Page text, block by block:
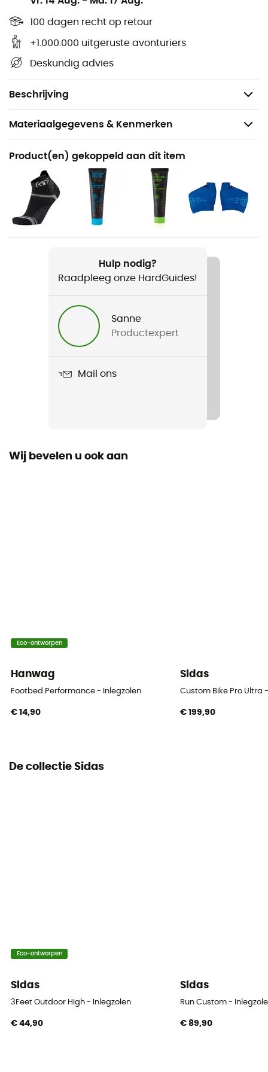
100 dagen recht op retour
+1.000.000 uitgeruste avonturiers
Deskundig advies
Beschrijving
Bedekking: dempend en antibacterieel
Antibacteriële en wasbare inlegzolen
Dynamische gel: actieve demping
Materiaalgegevens & Kenmerken
Aanbevolen voor
Dagelijks Leven
Product
Cushioning Gel
Product(en) gekoppeld aan dit item
Hulp nodig?
Raadpleeg onze HardGuides!
Sanne
Productexpert
Mail ons
Wij bevelen u ook aan
Eco-ontworpen
Hanwag
Footbed Performance - Inlegzolen
€ 14,90
Sidas
Custom Bike Pro Ultra
€ 199,90
De collectie Sidas
Eco-ontworpen
Sidas
3Feet Outdoor High - Inlegzolen
€ 44,90
Sidas
Run Custom -
€ 89,90